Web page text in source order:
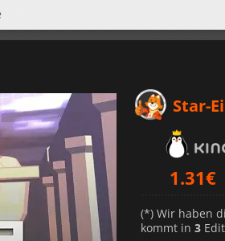
Star-
1.31€
(*) Wir haben
kommt in 3